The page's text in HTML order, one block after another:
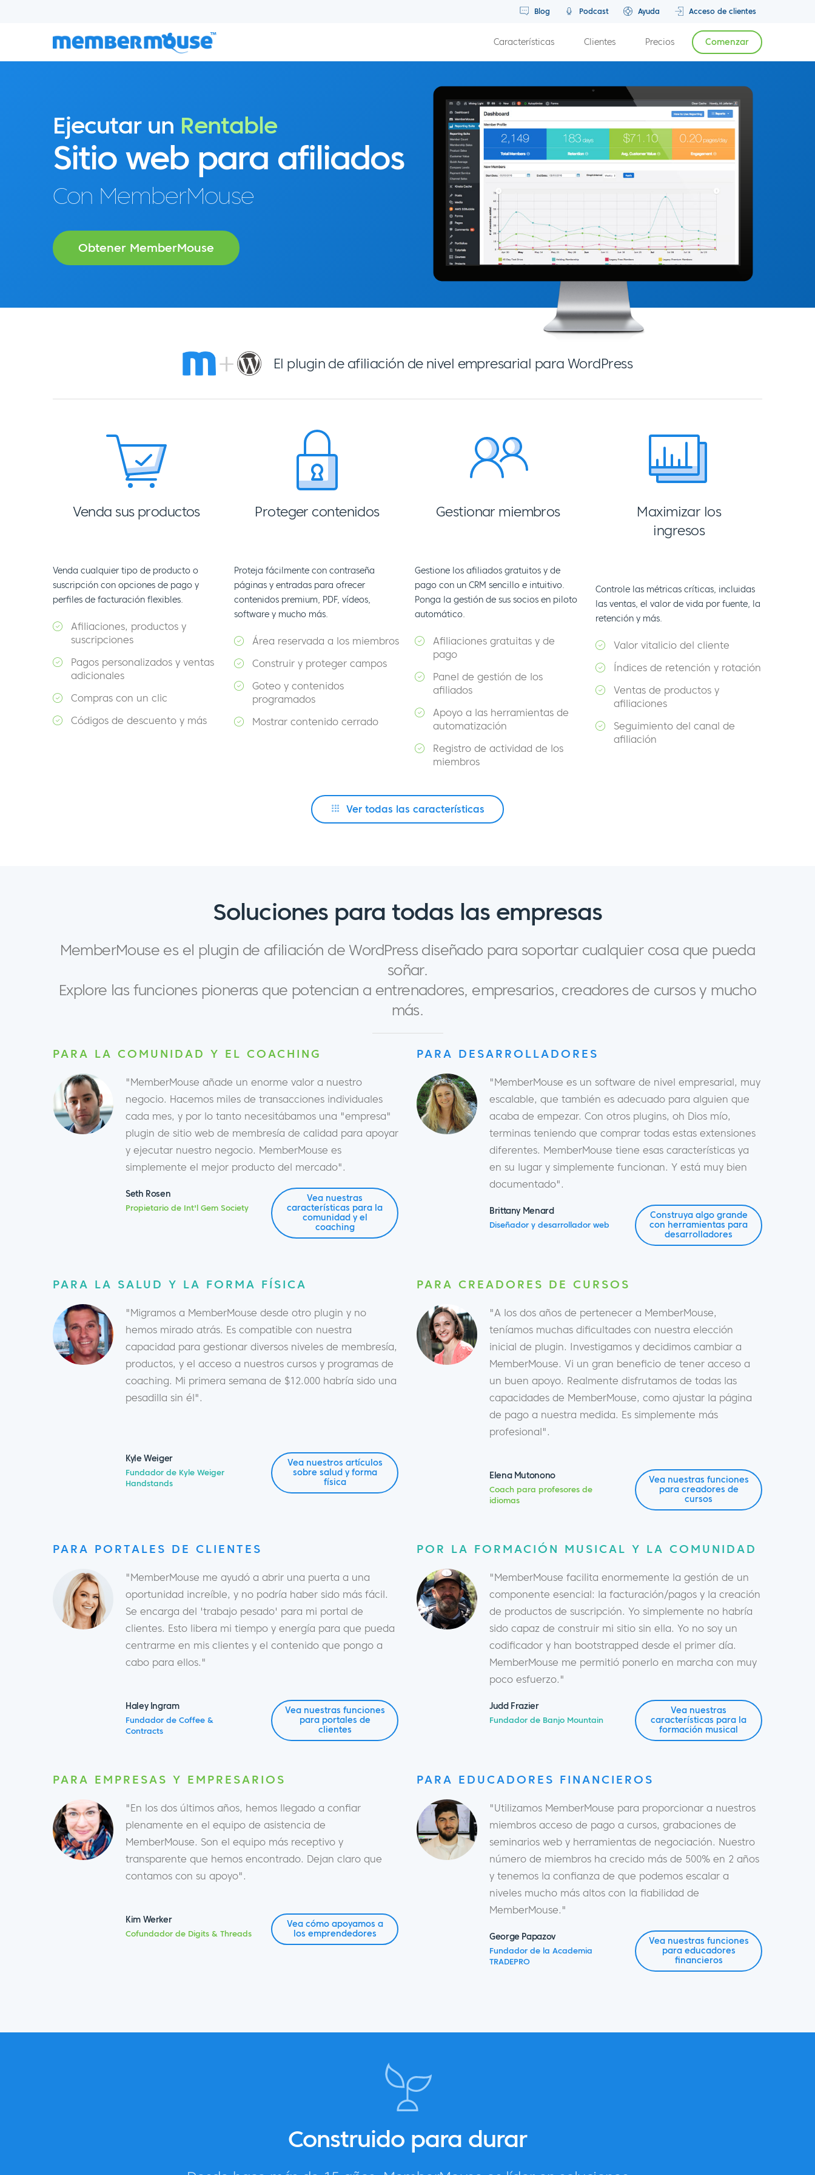
Blog Podcast Ayuda Acceso de clientes
Características Clientes Precios Comenzar
Ejecutar un Rentable
Sitio web para afiliados
Con MemberMouse
Obtener MemberMouse
El plugin de afiliación de nivel empresarial para WordPress
Venda sus productos
Venda cualquier tipo de producto o
suscripción con opciones de pago y
perfiles de facturación flexibles.
Afiliaciones, productos y
suscripciones
Pagos personalizados y ventas
adicionales
Compras con un clic
Códigos de descuento y más
Proteger contenidos
Proteja fácilmente con contraseña
páginas y entradas para ofrecer
contenidos premium, PDF, vídeos,
software y mucho más.
Área reservada a los miembros
Construir y proteger campos
Goteo y contenidos
programados
Mostrar contenido cerrado
Gestionar miembros
Gestione los afiliados gratuitos y de
pago con un CRM sencillo e intuitivo.
Ponga la gestión de sus socios en piloto
automático.
Afiliaciones gratuitas y de
pago
Panel de gestión de los
afiliados
Apoyo a las herramientas de
automatización
Registro de actividad de los
miembros
Maximizar los
ingresos
Controle las métricas críticas, incluidas
las ventas, el valor de vida por fuente, la
retención y más.
Valor vitalicio del cliente
Índices de retención y rotación
Ventas de productos y
afiliaciones
Seguimiento del canal de
afiliación
Ver todas las características
Soluciones para todas las empresas
MemberMouse es el plugin de afiliación de WordPress diseñado para soportar cualquier cosa que pueda
soñar.
Explore las funciones pioneras que potencian a entrenadores, empresarios, creadores de cursos y mucho
más.
PARA LA COMUNIDAD Y EL COACHING
"MemberMouse añade un enorme valor a nuestro
negocio. Hacemos miles de transacciones individuales
cada mes, y por lo tanto necesitábamos una "empresa"
plugin de sitio web de membresía de calidad para apoyar
y ejecutar nuestro negocio. MemberMouse es
simplemente el mejor producto del mercado".
Seth Rosen
Propietario de Int'l Gem Society
Vea nuestras
características para la
comunidad y el
coaching
PARA DESARROLLADORES
"MemberMouse es un software de nivel empresarial, muy
escalable, que también es adecuado para alguien que
acaba de empezar. Con otros plugins, oh Dios mío,
terminas teniendo que comprar todas estas extensiones
diferentes. MemberMouse tiene esas características ya
en su lugar y simplemente funcionan. Y está muy bien
documentado".
Brittany Menard
Diseñador y desarrollador web
Construya algo grande
con herramientas para
desarrolladores
PARA LA SALUD Y LA FORMA FÍSICA
"Migramos a MemberMouse desde otro plugin y no
hemos mirado atrás. Es compatible con nuestra
capacidad para gestionar diversos niveles de membresía,
productos, y el acceso a nuestros cursos y programas de
coaching. Mi primera semana de $12.000 habría sido una
pesadilla sin él".
Kyle Weiger
Fundador de Kyle Weiger
Handstands
Vea nuestros artículos
sobre salud y forma
física
PARA CREADORES DE CURSOS
"A los dos años de pertenecer a MemberMouse,
teníamos muchas dificultades con nuestra elección
inicial de plugin. Investigamos y decidimos cambiar a
MemberMouse. Vi un gran beneficio de tener acceso a
un buen apoyo. Realmente disfrutamos de todas las
capacidades de MemberMouse, como ajustar la página
de pago a nuestra medida. Es simplemente más
profesional".
Elena Mutonono
Coach para profesores de
idiomas
Vea nuestras funciones
para creadores de
cursos
PARA PORTALES DE CLIENTES
"MemberMouse me ayudó a abrir una puerta a una
oportunidad increíble, y no podría haber sido más fácil.
Se encarga del 'trabajo pesado' para mi portal de
clientes. Esto libera mi tiempo y energía para que pueda
centrarme en mis clientes y el contenido que pongo a
cabo para ellos."
Haley Ingram
Fundador de Coffee &
Contracts
Vea nuestras funciones
para portales de
clientes
POR LA FORMACIÓN MUSICAL Y LA COMUNIDAD
"MemberMouse facilita enormemente la gestión de un
componente esencial: la facturación/pagos y la creación
de productos de suscripción. Yo simplemente no habría
sido capaz de construir mi sitio sin ella. Yo no soy un
codificador y han bootstrapped desde el primer día.
MemberMouse me permitió ponerlo en marcha con muy
poco esfuerzo."
Judd Frazier
Fundador de Banjo Mountain
Vea nuestras
características para la
formación musical
PARA EMPRESAS Y EMPRESARIOS
"En los dos últimos años, hemos llegado a confiar
plenamente en el equipo de asistencia de
MemberMouse. Son el equipo más receptivo y
transparente que hemos encontrado. Dejan claro que
contamos con su apoyo".
Kim Werker
Cofundador de Digits & Threads
Vea cómo apoyamos a
los emprendedores
PARA EDUCADORES FINANCIEROS
"Utilizamos MemberMouse para proporcionar a nuestros
miembros acceso de pago a cursos, grabaciones de
seminarios web y herramientas de negociación. Nuestro
número de miembros ha crecido más de 500% en 2 años
y tenemos la confianza de que podemos escalar a
niveles mucho más altos con la fiabilidad de
MemberMouse."
George Papazov
Fundador de la Academia
TRADEPRO
Vea nuestras funciones
para educadores
financieros
Construido para durar